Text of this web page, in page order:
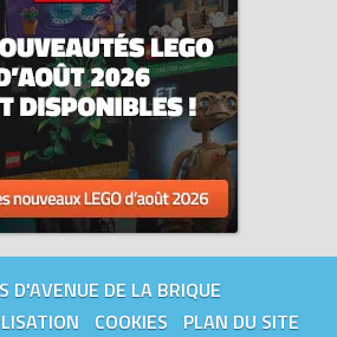
D'AVENUE DE LA BRIQUE
COOKIES
PLAN DU SITE